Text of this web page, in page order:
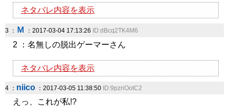
ネタバレ内容を表示
3 ： Ｍ ：2017-03-04 17:13:26 ID:dBcq2TK4M6
2 ：名無しの脱出ゲーマーさん
ネタバレ内容を表示
4 ： niico ：2017-03-05 11:38:50 ID:9pzriOotC2
えっ、これが私!?